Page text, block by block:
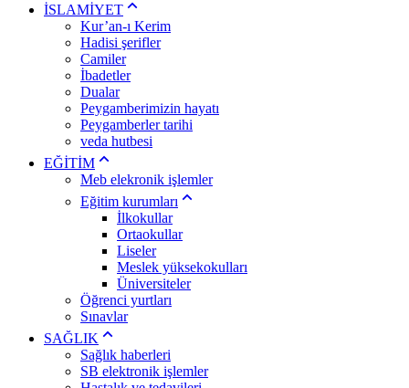
İSLAMİYET
Kur’an-ı Kerim
Hadisi şerifler
Camiler
İbadetler
Dualar
Peygamberimizin hayatı
Peygamberler tarihi
veda hutbesi
EĞİTİM
Meb elekronik işlemler
Eğitim kurumları
İlkokullar
Ortaokullar
Liseler
Meslek yüksekokulları
Üniversiteler
Öğrenci yurtları
Sınavlar
SAĞLIK
Sağlık haberleri
SB elektronik işlemler